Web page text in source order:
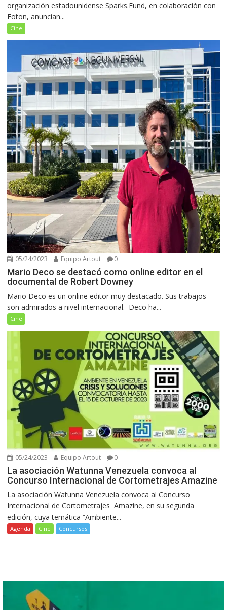
organización estadounidense Sparks.Fund, en colaboración con
Foton, anuncian...
Cine
05/24/2023 Equipo Artout 0
Mario Deco se destacó como online editor en el
documental de Robert Downey
Mario Deco es un online editor muy destacado. Sus trabajos
son admirados a nivel internacional. Deco ha...
Cine
05/24/2023 Equipo Artout 0
La asociación Watunna Venezuela convoca al
Concurso Internacional de Cortometrajes Amazine
La asociación Watunna Venezuela convoca al Concurso
Internacional de Cortometrajes Amazine, en su segunda
edición, cuya temática “Ambiente...
Agenda Cine Concursos